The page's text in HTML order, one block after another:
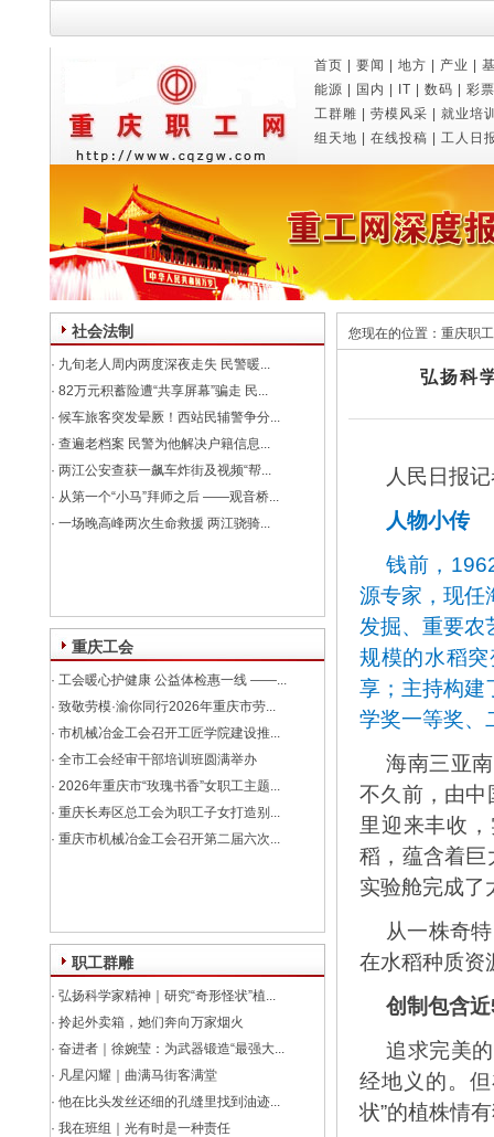
首页 要闻 地方 产业
能源
国内 IT 数码
彩票
工群雕
劳模风采
就业培
组天地
在线投稿 工人日
社会法制
· 九旬老人周内两度深夜走失 民警暖...
· 82万元积蓄险遭“共享屏幕”骗走 民...
· 候车旅客突发晕厥！西站民辅警争分...
· 查遍老档案 民警为他解决户籍信息...
· 两江公安查获一飙车炸街及视频“帮...
· 从第一个“小马”拜师之后 ——观音桥...
· 一场晚高峰两次生命救援 两江骁骑...
重庆工会
· 工会暖心护健康 公益体检惠一线 ——...
· 致敬劳模·渝你同行2026年重庆市劳...
· 市机械冶金工会召开工匠学院建设推...
· 全市工会经审干部培训班圆满举办
· 2026年重庆市“玫瑰书香”女职工主题...
· 重庆长寿区总工会为职工子女打造别...
· 重庆市机械冶金工会召开第二届六次...
职工群雕
· 弘扬科学家精神｜研究“奇形怪状”植...
· 拎起外卖箱，她们奔向万家烟火
· 奋进者｜徐婉莹：为武器锻造“最强大...
· 凡星闪耀｜曲满马街客满堂
· 他在比头发丝还细的孔缝里找到油迹...
· 我在班组｜光有时是一种责任
您现在的位置： 重庆职
弘扬科
人民日报
人物小传
钱前，
源专家，现任
发掘、重要农
规模的水稻
享；主持构建
学奖一等奖、
海南三亚
不久前，由中
里迎来丰收
稻，蕴含着巨
实验舱完成了
从一株奇
在水稻种质资
创制包含
追求完美
经地义的。但
状”的植株情